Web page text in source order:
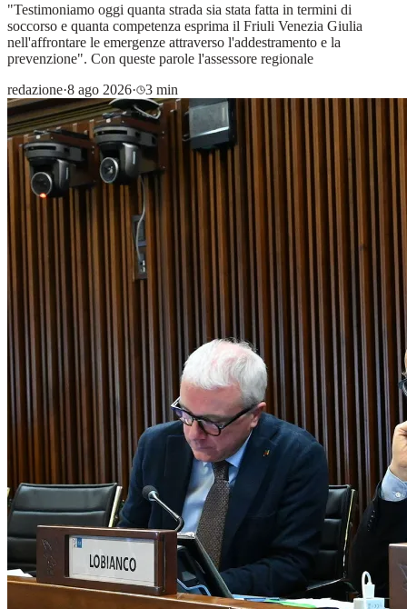
"Testimoniamo oggi quanta strada sia stata fatta in termini di
soccorso e quanta competenza esprima il Friuli Venezia Giulia
nell'affrontare le emergenze attraverso l'addestramento e la
prevenzione". Con queste parole l'assessore regionale
redazione·8 ago 2026· 3 min